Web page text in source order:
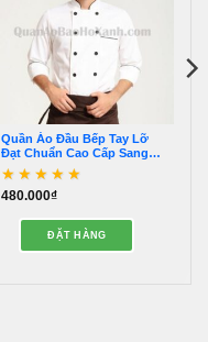
Quần Áo Đầu Bếp Tay Lỡ
Đạt Chuẩn Cao Cấp Sang
Trọng – QADB00020
Được xếp hạng
480.000₫
ĐẶT HÀNG